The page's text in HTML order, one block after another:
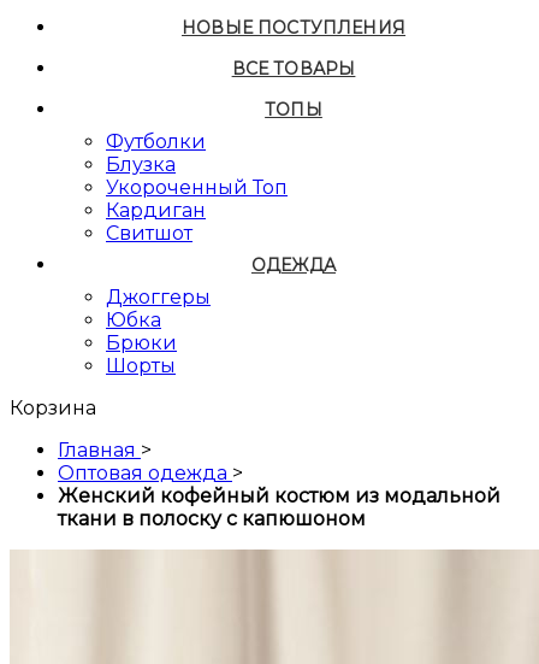
НОВЫЕ ПОСТУПЛЕНИЯ
ВСЕ ТОВАРЫ
ТОПЫ
Футболки
Блузка
Укороченный Топ
Кардиган
Свитшот
ОДЕЖДА
Джоггеры
Юбка
Брюки
Шорты
Корзина
Главная >
Оптовая одежда >
Женский кофейный костюм из модальной
ткани в полоску с капюшоном